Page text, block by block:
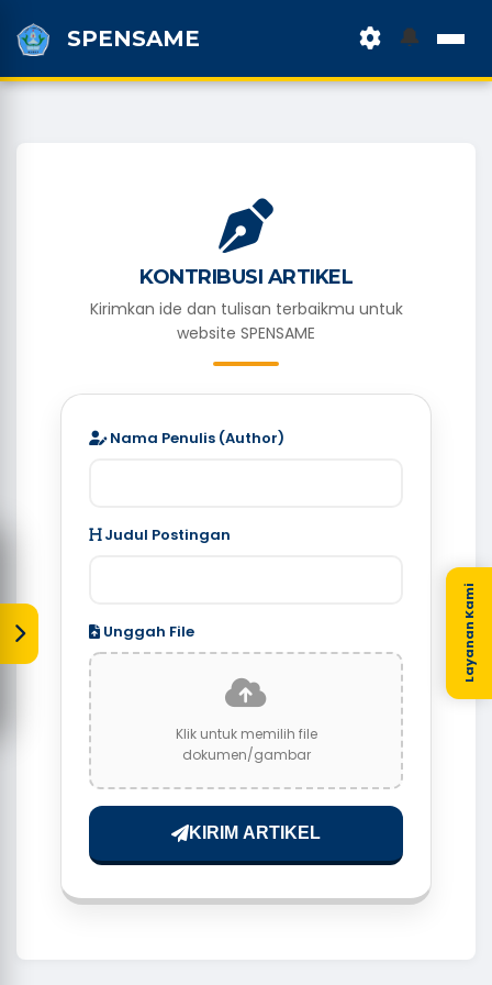
SPENSAME 🔔
KONTRIBUSI ARTIKEL
Kirimkan ide dan tulisan terbaikmu untuk
website SPENSAME
Nama Penulis (Author)
Judul Postingan
Unggah File
Klik untuk memilih file
dokumen/gambar
KIRIM ARTIKEL
Layanan Kami